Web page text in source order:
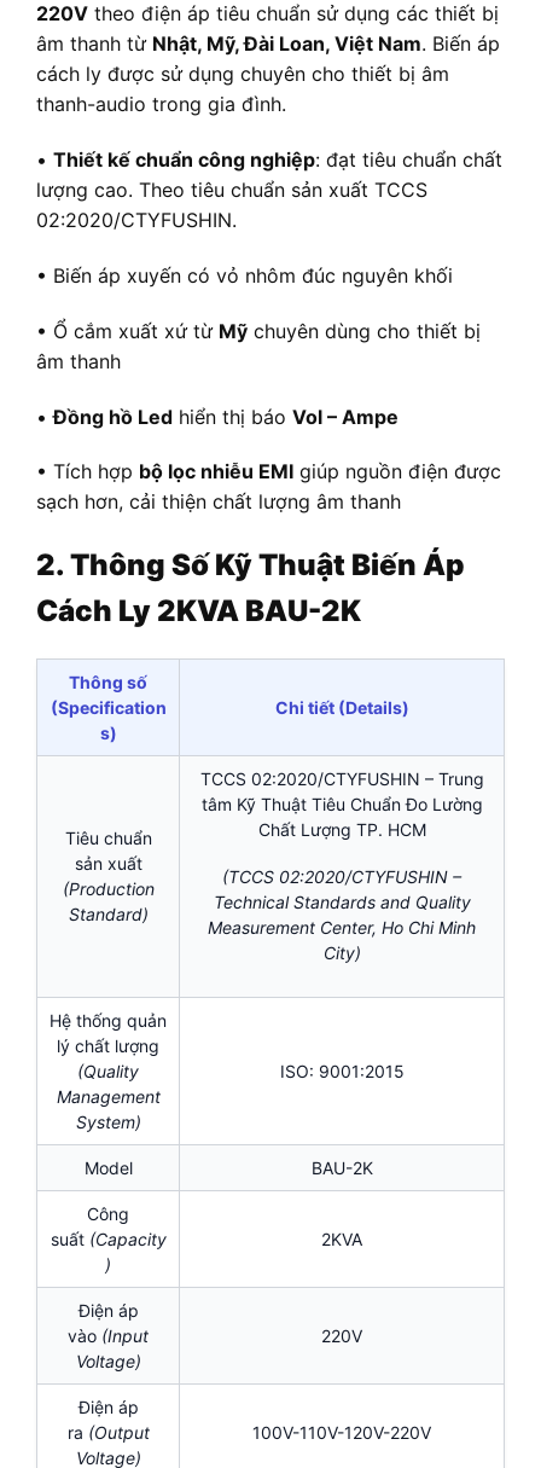
220V theo điện áp tiêu chuẩn sử dụng các thiết bị
âm thanh từ Nhật, Mỹ, Đài Loan, Việt Nam. Biến áp
cách ly được sử dụng chuyên cho thiết bị âm
thanh-audio trong gia đình.
• Thiết kế chuẩn công nghiệp: đạt tiêu chuẩn chất
lượng cao. Theo tiêu chuẩn sản xuất TCCS
02:2020/CTYFUSHIN.
• Biến áp xuyến có vỏ nhôm đúc nguyên khối
• Ổ cắm xuất xứ từ Mỹ chuyên dùng cho thiết bị
âm thanh
•Đồng hồ Led hiển thị báo Vol – Ampe
• Tích hợp bộ lọc nhiễu EMI giúp nguồn điện được
sạch hơn, cải thiện chất lượng âm thanh
2. Thông Số Kỹ Thuật Biến Áp
Cách Ly 2KVA BAU-2K
Thông số
(Specification
s)
Chi tiết (Details)
Tiêu chuẩn
sản xuất
(Production
Standard)
TCCS 02:2020/CTYFUSHIN – Trung
tâm Kỹ Thuật Tiêu Chuẩn Đo Lường
Chất Lượng TP. HCM
(TCCS 02:2020/CTYFUSHIN –
Technical Standards and Quality
Measurement Center, Ho Chi Minh
City)
Hệ thống quản
lý chất lượng
(Quality
Management
System)
ISO: 9001:2015
Model BAU-2K
Công
suất (Capacity
)
2KVA
Điện áp
vào (Input
Voltage)
220V
Điện áp
ra (Output
Voltage)
100V-110V-120V-220V